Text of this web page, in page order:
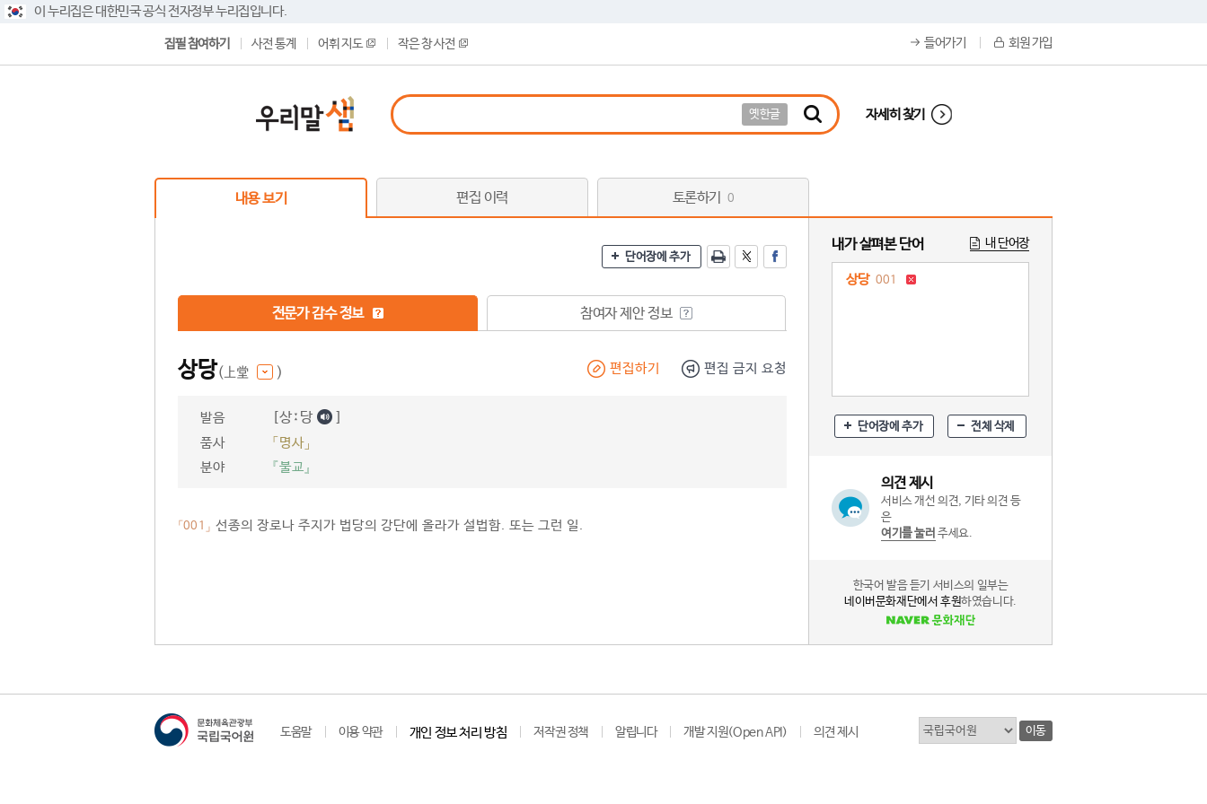
이 누리집은 대한민국 공식 전자정부 누리집입니다.
집필 참여하기 사전 통계 어휘 지도 작은 창 사전 들어가기 회원 가입
옛한글 자세히 찾기
내용 보기 편집 이력 토론하기 0
단어장에 추가
전문가 감수 정보 참여자 제안 정보
상당(上堂 ) 편집하기 편집 금지 요청
발음 [상ː당 ]
품사
「명사」
분야
『불교』
「001」 선종의 장로나 주지가 법당의 강단에 올라가 설법함. 또는 그런 일.
내가 살펴본 단어 내 단어장
상당 001
단어장에 추가 전체 삭제
의견 제시
서비스 개선 의견, 기타 의견 등
은
여기를 눌러 주세요.
한국어 발음 듣기 서비스의 일부는
네이버문화재단에서 후원하였습니다.
도움말 이용 약관 개인 정보 처리 방침 저작권 정책 알립니다 개발 지원(Open API) 의견 제시 이동